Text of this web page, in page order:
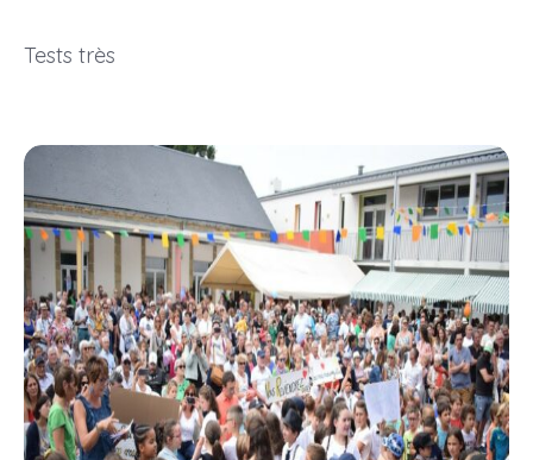
Tests très